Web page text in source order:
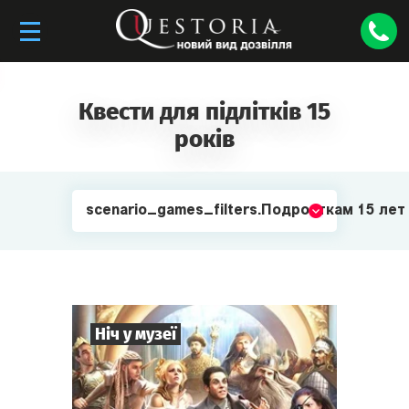
Квести для підлітків 15
років
scenario_games_filters.Подросткам 15 лет
Ніч у музеї
8-35